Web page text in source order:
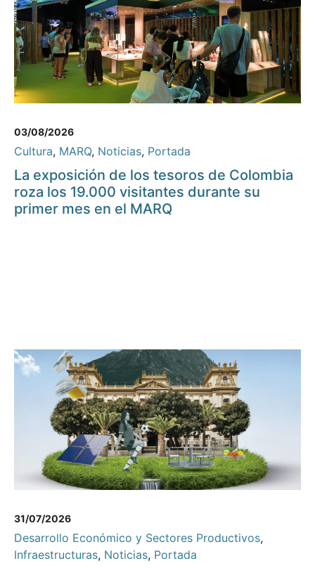
03/08/2026
Cultura, MARQ, Noticias, Portada
La exposición de los tesoros de Colombia
roza los 19.000 visitantes durante su
primer mes en el MARQ
31/07/2026
Desarrollo Económico y Sectores Productivos,
Infraestructuras, Noticias, Portada